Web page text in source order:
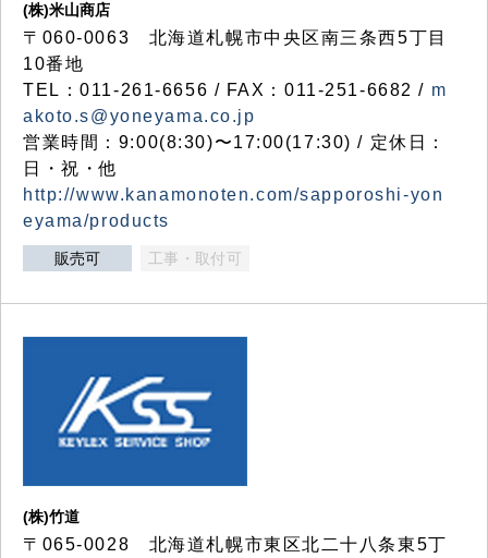
(株)米山商店
〒060-0063 北海道札幌市中央区南三条西5丁目
10番地
TEL：011-261-6656 / FAX：011-251-6682 / m
akoto.s@yoneyama.co.jp
営業時間：9:00(8:30)〜17:00(17:30) / 定休日：
日・祝・他
http://www.kanamonoten.com/sapporoshi-yon
eyama/products
販売可 工事・取付可
(株)竹道
〒065-0028 北海道札幌市東区北二十八条東5丁